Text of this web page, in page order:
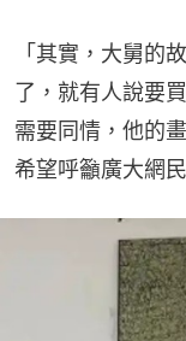
「其實，大舅的
了，就有人說要
需要同情，他的
希望呼籲廣大網